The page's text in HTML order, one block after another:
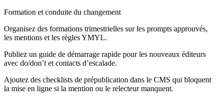
Formation et conduite du changement
Organisez des formations trimestrielles sur les prompts approuvés,
les mentions et les règles YMYL.
Publiez un guide de démarrage rapide pour les nouveaux éditeurs
avec do/don’t et contacts d’escalade.
Ajoutez des checklists de prépublication dans le CMS qui bloquent
la mise en ligne si la mention ou le relecteur manquent.